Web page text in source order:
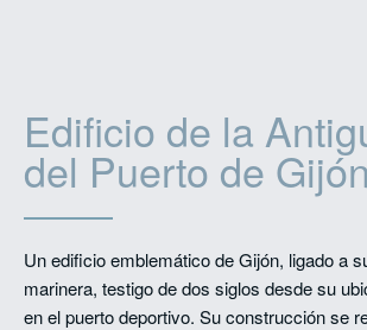
Edificio de la
del Puerto de Gijón
Un edificio emblemático de Gijón, ligado a
marinera, testigo de dos siglos desde su
en el puerto deportivo. Su construcción se